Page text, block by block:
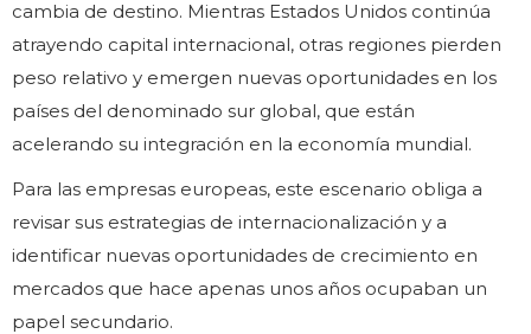
cambia de destino. Mientras Estados Unidos continúa
atrayendo capital internacional, otras regiones pierden
peso relativo y emergen nuevas oportunidades en los
países del denominado sur global, que están
acelerando su integración en la economía mundial.
Para las empresas europeas, este escenario obliga a
revisar sus estrategias de internacionalización y a
identificar nuevas oportunidades de crecimiento en
mercados que hace apenas unos años ocupaban un
papel secundario.